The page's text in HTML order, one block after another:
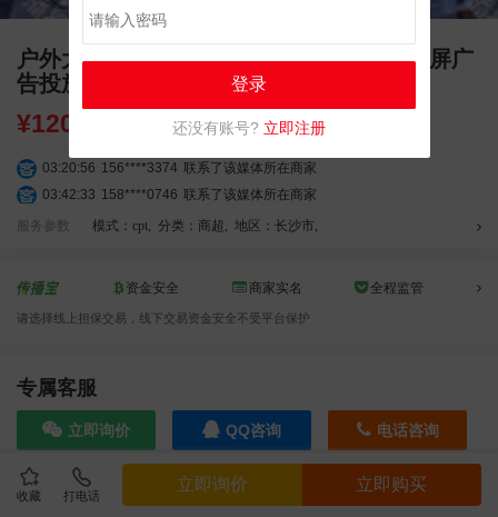
收藏 打电话
立即询价 立即购买
户外大屏 长沙黄兴路步行街 黄兴广场LED屏广
告投放
¥120000.00
03:20:56 156****3374 联系了该媒体所在商家
03:42:33 158****0746 联系了该媒体所在商家
01:59:39 189****2617
联系了该媒体所在商家
01:50:54
192****2334
联系了该媒体所在商家
10:08:47
02:32:27 176****3456 联系了该媒体所在商家
04:09:07 182****6963
联系了该媒体所在商家
130****3379 联系了该媒体所在商家
08:36:41
191****0991 联系了该媒体所在商家
服务参数 模式：cpt, 分类：商超 , 地区：长沙市,
资金安全 商家实名 全程监管
请选择线上担保交易，线下交易资金安全不受平台保护
专属客服
立即询价 QQ咨询 电话咨询
效果截图
登录
还没有账号? 立即注册